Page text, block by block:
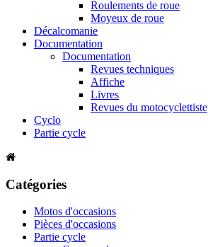
Roulements de roue
Moyeux de roue
Décalcomanie
Documentation
Documentation
Revues techniques
Affiche
Livres
Revues du motocyclettiste
Cyclo
Partie cycle
Catégories
Motos d'occasions
Pièces d'occasions
Partie cycle